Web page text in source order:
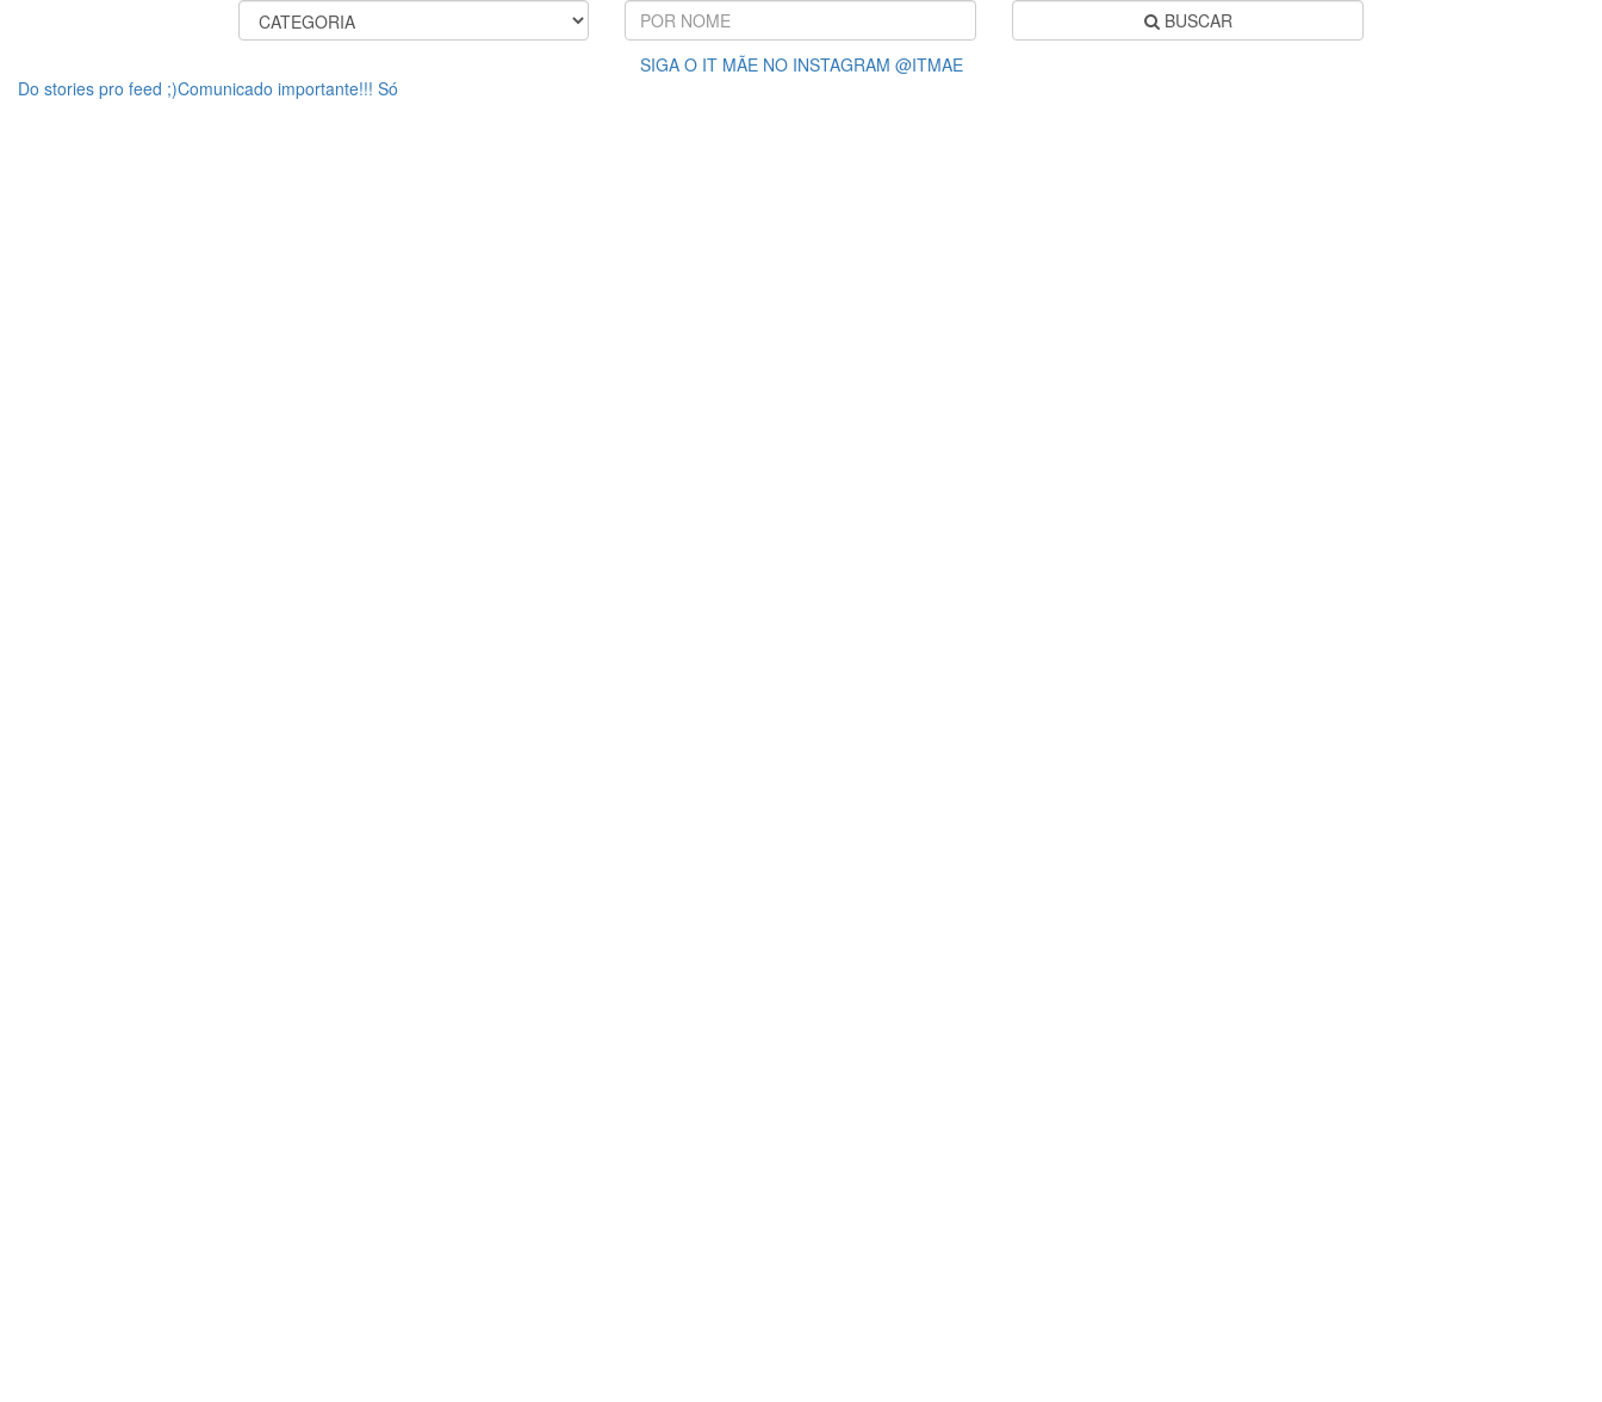
BUSCAR
SIGA O IT MÃE NO INSTAGRAM @ITMAE
Do stories pro feed ;)Comunicado importante!!! Só